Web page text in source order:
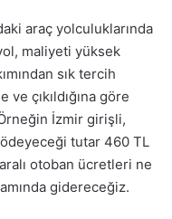
araç yolculuklarında
maliyeti yüksek
sık tercih
çıkıldığına göre
İzmir girişli,
tutar 460 TL
otoban ücretleri ne
gidereceğiz.